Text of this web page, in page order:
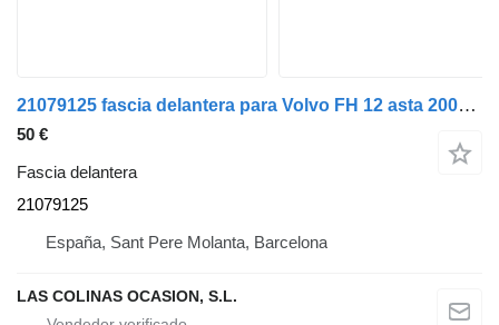
21079125 fascia delantera para Volvo FH 12 asta 2001 E2 / E3 camión
50 €
Fascia delantera
21079125
España, Sant Pere Molanta, Barcelona
LAS COLINAS OCASION, S.L.